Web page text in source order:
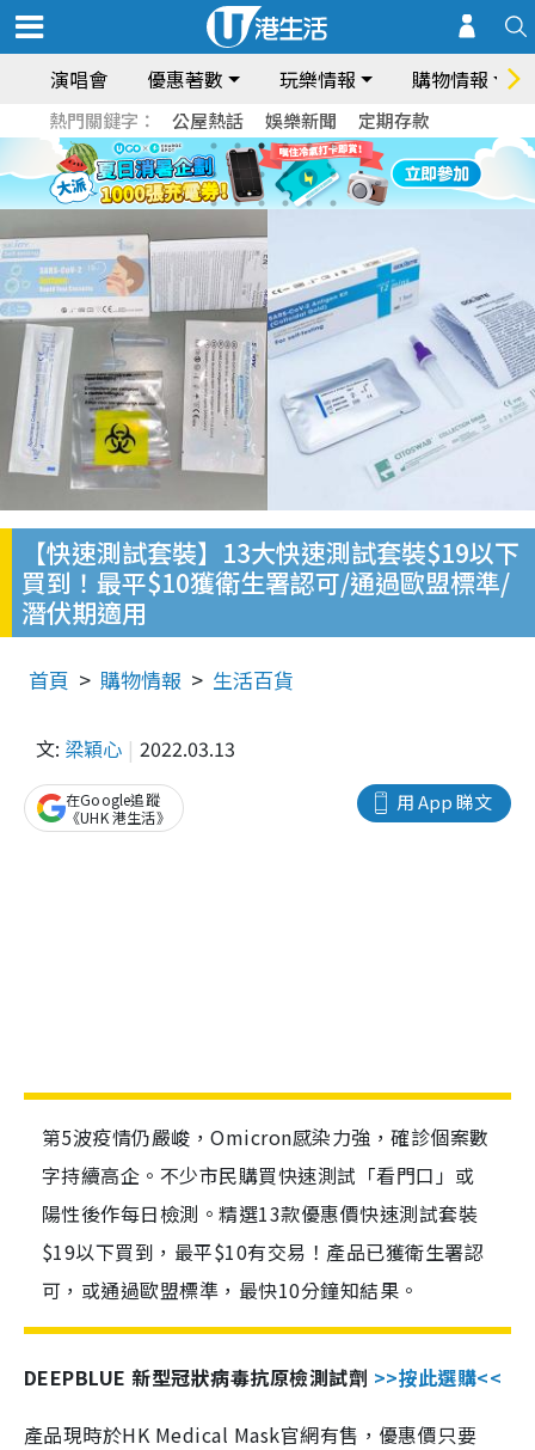
演唱會 優惠著數 玩樂情報 購物情報
熱門關鍵字： 公屋熱話 娛樂新聞 定期存款
【快速測試套裝】13大快速測試套裝$19以下
買到！最平$10獲衛生署認可/通過歐盟標準/
潛伏期適用
首頁 購物情報 生活百貨
文: 梁穎心 2022.03.13
用 App 睇文
在Google追蹤
《UHK 港生活》
第5波疫情仍嚴峻，Omicron感染力強，確診個案數
字持續高企。不少市民購買快速測試「看門口」或
陽性後作每日檢測。精選13款優惠價快速測試套裝
$19以下買到，最平$10有交易！產品已獲衛生署認
可，或通過歐盟標準，最快10分鐘知結果。
DEEPBLUE 新型冠狀病毒抗原檢測試劑 >>按此選購<<
產品現時於HK Medical Mask官網有售，優惠價只要